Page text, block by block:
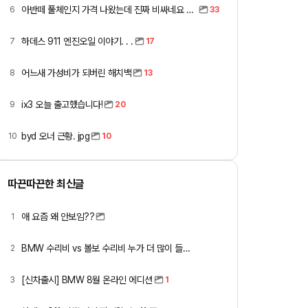
6 아반떼 풀체인지 가격 나왔는데 진짜 비싸네요 ㅎㅎ 33
7 하데스 911 엔진오일 이야기. . . 17
8 어느새 가성비가 되버린 해치백 13
9 ix3 오늘 출고했습니다! 20
10 byd 오너 근황. jpg 10
따끈따끈한 최신글
1 애 요즘 왜 안보임??
2 BMW 수리비 vs 볼보 수리비 누가 더 많이 들까요 ㅎ
3 [신차출시] BMW 8월 온라인 에디션 1